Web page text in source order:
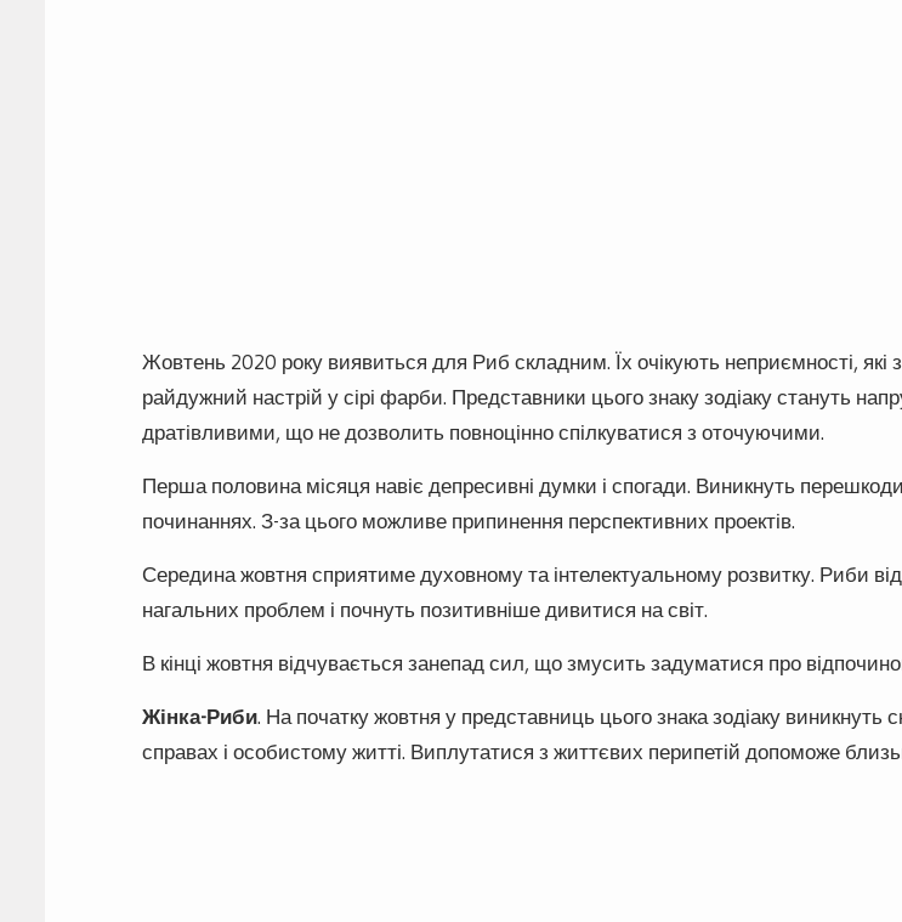
Жовтень 2020 року виявиться для Риб складним. Їх очікують неприємності, які
райдужний настрій у сірі фарби. Представники цього знаку зодіаку стануть
дратівливими, що не дозволить повноцінно спілкуватися з оточуючими.
Перша половина місяця навіє депресивні думки і спогади. Виникнуть
починаннях. З-за цього можливе припинення перспективних проектів.
Середина жовтня сприятиме духовному та інтелектуальному розвитку. Риби
нагальних проблем і почнуть позитивніше дивитися на світ.
В кінці жовтня відчувається занепад сил, що змусить задуматися про
Жінка-Риби. На початку жовтня у представниць цього знака зодіаку виникнуть
справах і особистому житті. Виплутатися з життєвих перипетій допоможе